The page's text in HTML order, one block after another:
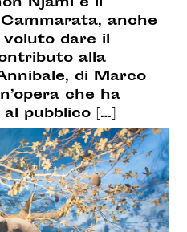
anche
dare il
alla
di Marco
che ha
pubblico […]